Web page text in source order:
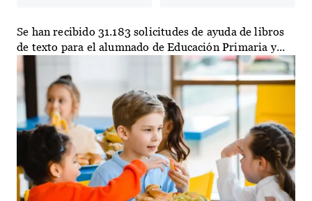
Se han recibido 31.183 solicitudes de ayuda de libros
de texto para el alumnado de Educación Primaria y...